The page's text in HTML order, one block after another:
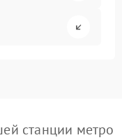
станции метро